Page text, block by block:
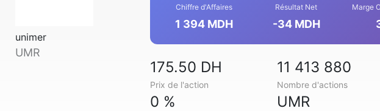
unimer
UMR
Chiffre d'Affaires
1 394 MDH
Résultat Net
-34 MDH
Marge
175.50 DH
Prix de l'action
11 413 880
Nombre d'actions
0 % UMR